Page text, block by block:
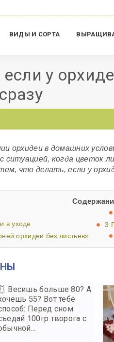
ВИДЫ И СОРТА
у
орхидеи в домашних
ситуацией, когда цветок
что делать, если у
в уходе
орхидеи без листьев»
3
🩱 Весишь больше 80? А
55? Вот тебе
Перед сном
100гр творога с